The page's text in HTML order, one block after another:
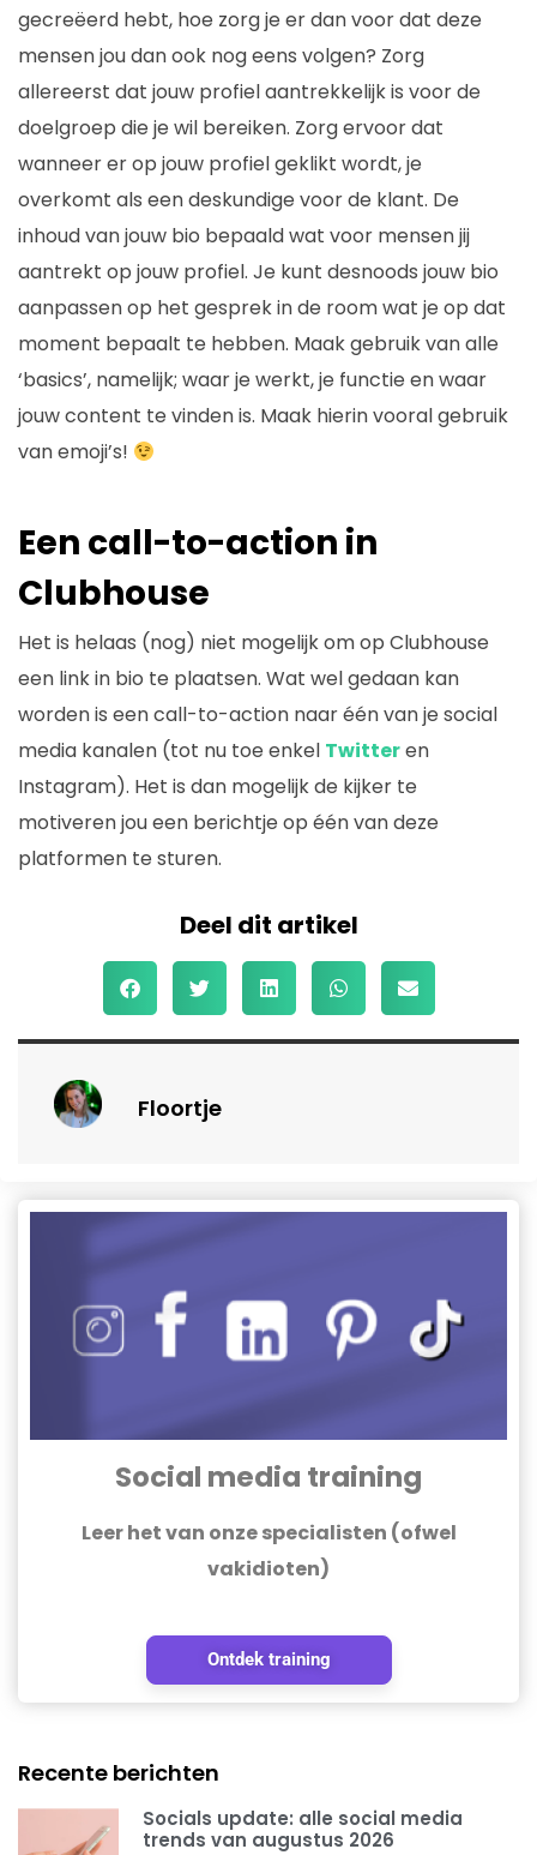
gecreëerd hebt, hoe zorg je er dan voor dat deze
mensen jou dan ook nog eens volgen? Zorg
allereerst dat jouw profiel aantrekkelijk is voor de
doelgroep die je wil bereiken. Zorg ervoor dat
wanneer er op jouw profiel geklikt wordt, je
overkomt als een deskundige voor de klant. De
inhoud van jouw bio bepaald wat voor mensen jij
aantrekt op jouw profiel. Je kunt desnoods jouw bio
aanpassen op het gesprek in de room wat je op dat
moment bepaalt te hebben. Maak gebruik van alle
‘basics’, namelijk; waar je werkt, je functie en waar
jouw content te vinden is. Maak hierin vooral gebruik
van emoji’s!
Een call-to-action in
Clubhouse
Het is helaas (nog) niet mogelijk om op Clubhouse
een link in bio te plaatsen. Wat wel gedaan kan
worden is een call-to-action naar één van je social
media kanalen (tot nu toe enkel Twitteren
Instagram). Het is dan mogelijk de kijker te
motiveren jou een berichtje op één van deze
platformen te sturen.
Deel dit artikel
Floortje
Social media training
Leer het van onze specialisten (ofwel
vakidioten)
Ontdek training
Recente berichten
Socials update: alle social media
trends van augustus 2026